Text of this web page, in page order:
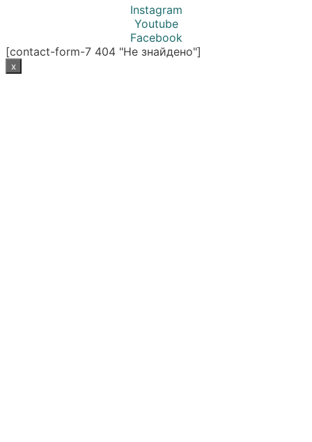
Instagram
Youtube
Facebook
[contact-form-7 404 "Не знайдено"]
x